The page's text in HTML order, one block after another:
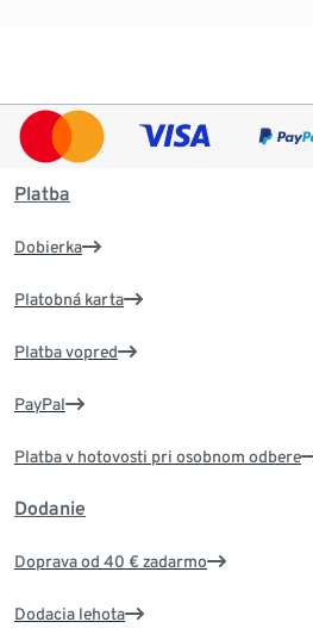
Platba
Dobierka
Platobná karta
Platba vopred
PayPal
Platba v hotovosti pri osobnom odbere
Dodanie
Doprava od 40 € zadarmo
Dodacia lehota